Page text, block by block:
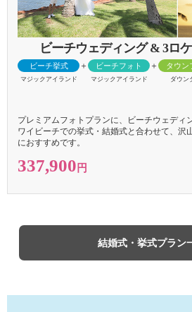
ビーチウェディング& 3ロ
ビーチ挙式
マジックアイランド
＋ ビーチフォト
マジックアイランド
＋ タウン
ダウン
プレミアムフォトプランに、ビーチウェディ
ワイビーチでの挙式・結婚式と合わせて、沢
におすすめです。
337,900 円
結婚式・挙式プラン